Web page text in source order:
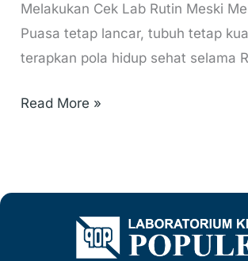
Melakukan Cek Lab Rutin Meski
Puasa tetap lancar, tubuh tetap
terapkan pola hidup sehat selama
Read More »